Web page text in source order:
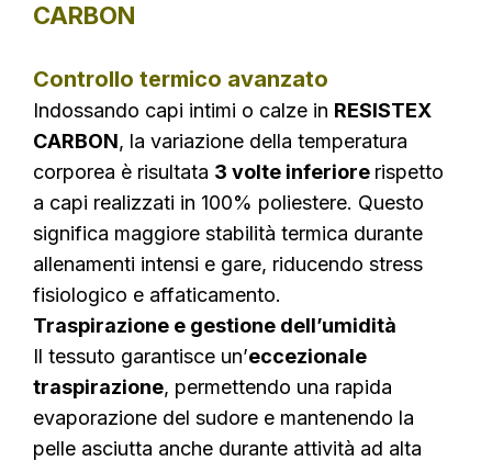
CARBON
Controllo termico avanzato
Indossando capi intimi o calze in RESISTEX
CARBON, la variazione della temperatura
corporea è risultata 3 volte inferiore rispetto
a capi realizzati in 100% poliestere. Questo
significa maggiore stabilità termica durante
allenamenti intensi e gare, riducendo stress
fisiologico e affaticamento.
Traspirazione e gestione dell’umidità
Il tessuto garantisce un’eccezionale
traspirazione, permettendo una rapida
evaporazione del sudore e mantenendo la
pelle asciutta anche durante attività ad alta